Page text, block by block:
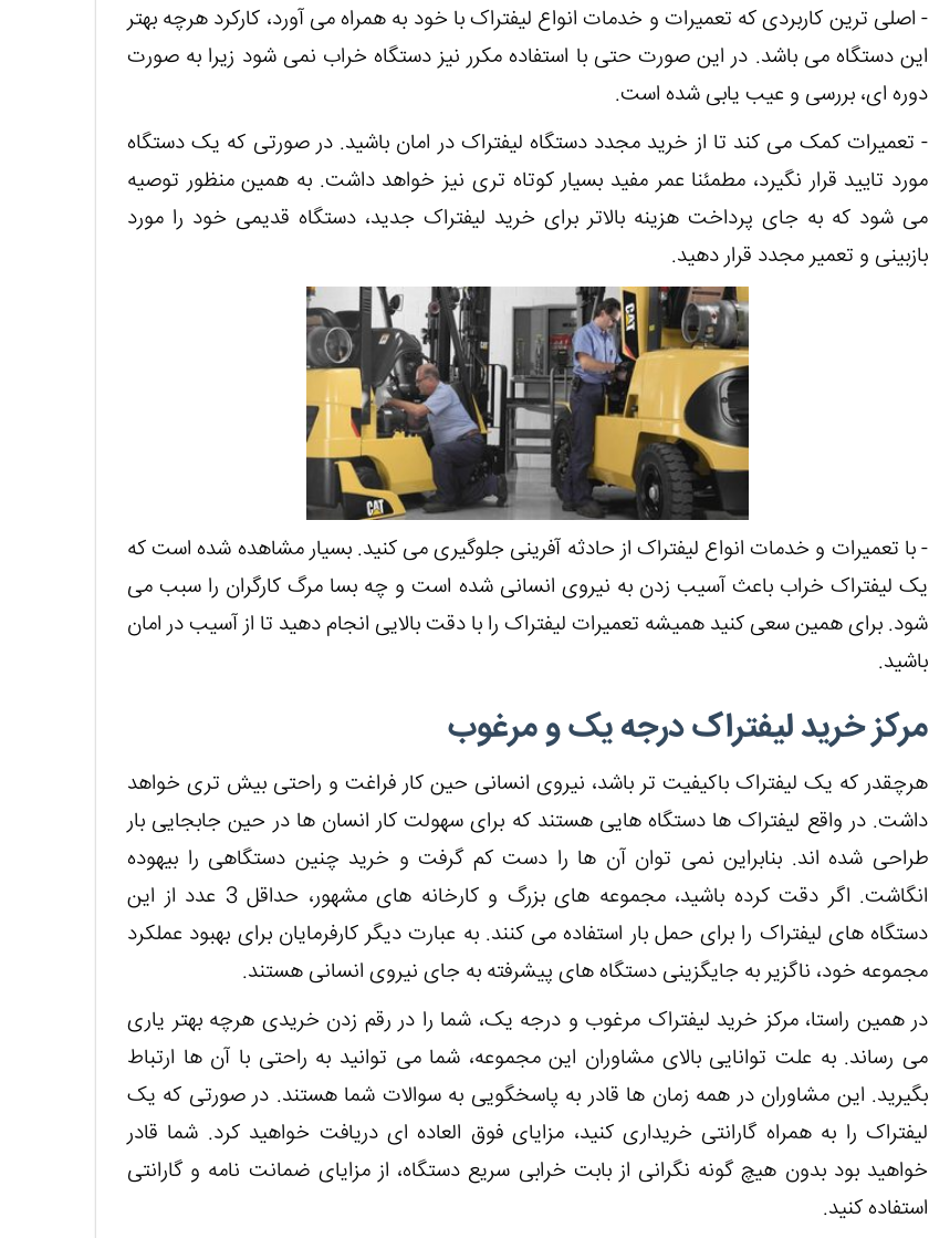
- اصلی ترین کاربردی که تعمیرات و خدمات انواع لیفتراک با خود به همراه می آورد، کارکرد هرچه بهتر
این دستگاه می باشد. در این صورت حتی با استفاده مکرر نیز دستگاه خراب نمی شود زیرا به صورت
دوره ای، بررسی و عیب یابی شده است.
- تعمیرات کمک می کند تا از خرید مجدد دستگاه لیفتراک در امان باشید. در صورتی که یک دستگاه
مورد تایید قرار نگیرد، مطمئنا عمر مفید بسیار کوتاه تری نیز خواهد داشت. به همین منظور توصیه
می شود که به جای پرداخت هزینه بالاتر برای خرید لیفتراک جدید، دستگاه قدیمی خود را مورد
بازبینی و تعمیر مجدد قرار دهید.
- با تعمیرات و خدمات انواع لیفتراک از حادثه آفرینی جلوگیری می کنید. بسیار مشاهده شده است که
یک لیفتراک خراب باعث آسیب زدن به نیروی انسانی شده است و چه بسا مرگ کارگران را سبب می
شود. برای همین سعی کنید همیشه تعمیرات لیفتراک را با دقت بالایی انجام دهید تا از آسیب در امان
باشید.
مرکز خرید لیفتراک درجه یک و مرغوب
هرچقدر که یک لیفتراک باکیفیت تر باشد، نیروی انسانی حین کار فراغت و راحتی بیش تری خواهد
داشت. در واقع لیفتراک ها دستگاه هایی هستند که برای سهولت کار انسان ها در حین جابجایی بار
طراحی شده اند. بنابراین نمی توان آن ها را دست کم گرفت و خرید چنین دستگاهی را بیهوده
انگاشت. اگر دقت کرده باشید، مجموعه های بزرگ و کارخانه های مشهور، حداقل 3 عدد از این
دستگاه های لیفتراک را برای حمل بار استفاده می کنند. به عبارت دیگر کارفرمایان برای بهبود عملکرد
مجموعه خود، ناگزیر به جایگزینی دستگاه های پیشرفته به جای نیروی انسانی هستند.
در همین راستا، مرکز خرید لیفتراک مرغوب و درجه یک، شما را در رقم زدن خریدی هرچه بهتر یاری
می رساند. به علت توانایی بالای مشاوران این مجموعه، شما می توانید به راحتی با آن ها ارتباط
بگیرید. این مشاوران در همه زمان ها قادر به پاسخگویی به سوالات شما هستند. در صورتی که یک
لیفتراک را به همراه گارانتی خریداری کنید، مزایای فوق العاده ای دریافت خواهید کرد. شما قادر
خواهید بود بدون هیچ گونه نگرانی از بابت خرابی سریع دستگاه، از مزایای ضمانت نامه و گارانتی
استفاده کنید.